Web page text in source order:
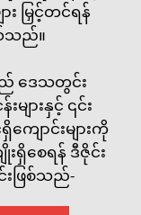
မြှင့်တင်ရန်
ည်။
ဒေသတွင်း
များနှင့် ၎င်း
ျောင်းများကို
ရှိစေရန် ဒီဇိုင်း
းဖြစ်သည်-